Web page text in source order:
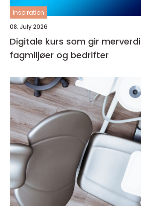
inspiration
08. July 2026
Digitale kurs som gir
fagmiljøer og bedrifter